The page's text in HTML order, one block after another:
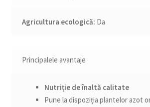
Agricultura ecologică: Da
Principalele avantaje
Nutriție de înaltă calitate
Pune la dispoziția plantelor azot